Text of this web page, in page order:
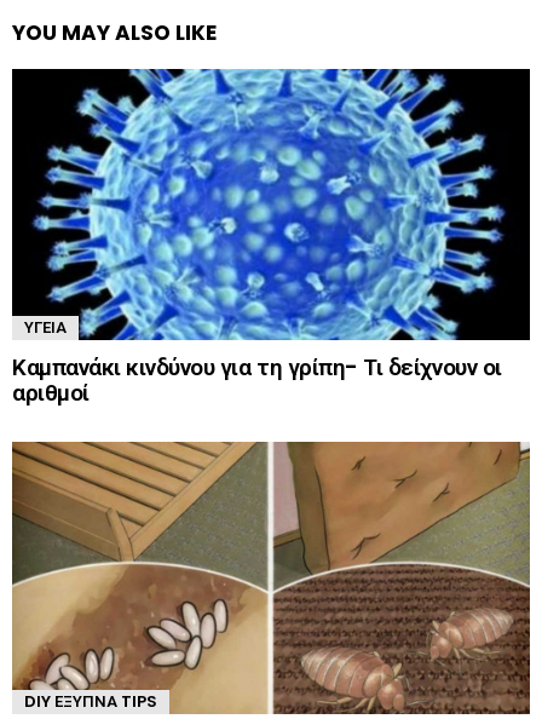
YOU MAY ALSO LIKE
ΥΓΕΊΑ
Καμπανάκι κινδύνου για τη γρίπη- Τι δείχνουν οι
αριθμοί
DIY ΈΞΥΠΝΑ TIPS